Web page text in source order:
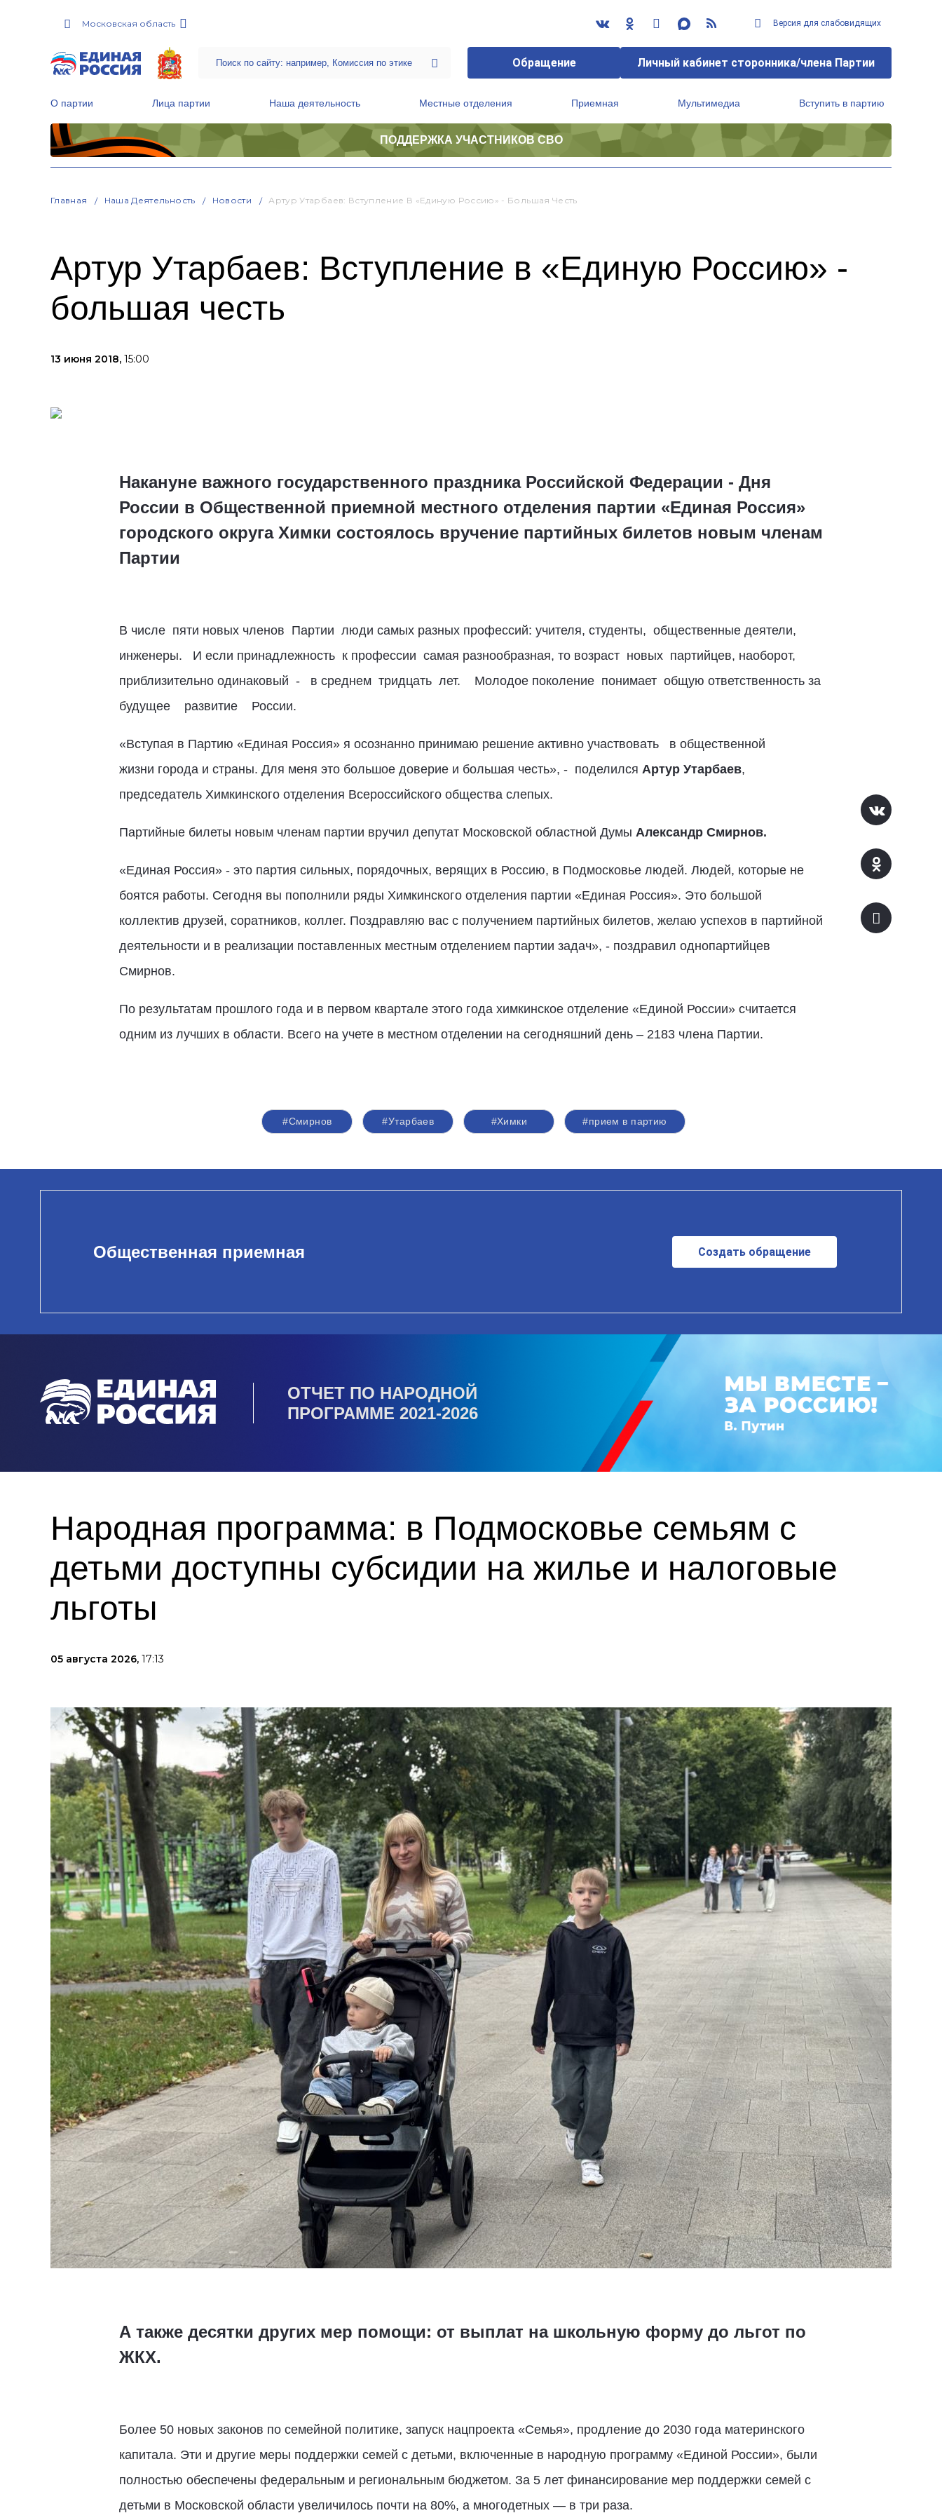
Московская область Версия для слабовидящих
Обращение Личный кабинет сторонника/члена Партии
О партии Лица партии Наша деятельность Местные отделения Приемная Мультимедиа Вступить в партию
ПОДДЕРЖКА УЧАСТНИКОВ СВО
Главная Наша Деятельность Новости Артур Утарбаев: Вступление В «Единую Россию» - Большая Честь
Артур Утарбаев: Вступление в «Единую Россию» -
большая честь
13 июня 2018, 15:00
Накануне важного государственного праздника Российской Федерации - Дня
России в Общественной приемной местного отделения партии «Единая Россия»
городского округа Химки состоялось вручение партийных билетов новым членам
Партии
В числе пяти новых членов Партии люди самых разных профессий: учителя, студенты, общественные деятели,
инженеры. И если принадлежность к профессии самая разнообразная, то возраст новых партийцев, наоборот,
приблизительно одинаковый - в среднем тридцать лет. Молодое поколение понимает общую ответственность за
будущее развитие России.
«Вступая в Партию «Единая Россия» я осознанно принимаю решение активно участвовать в общественной
жизни города и страны. Для меня это большое доверие и большая честь», - поделился Артур Утарбаев,
председатель Химкинского отделения Всероссийского общества слепых.
Партийные билеты новым членам партии вручил депутат Московской областной Думы Александр Смирнов.
«Единая Россия» - это партия сильных, порядочных, верящих в Россию, в Подмосковье людей. Людей, которые не
боятся работы. Сегодня вы пополнили ряды Химкинского отделения партии «Единая Россия». Это большой
коллектив друзей, соратников, коллег. Поздравляю вас с получением партийных билетов, желаю успехов в партийной
деятельности и в реализации поставленных местным отделением партии задач», - поздравил однопартийцев
Смирнов.
По результатам прошлого года и в первом квартале этого года химкинское отделение «Единой России» считается
одним из лучших в области. Всего на учете в местном отделении на сегодняшний день – 2183 члена Партии.
#Смирнов #Утарбаев #Химки #прием в партию
Общественная приемная Создать обращение
ОТЧЕТ ПО НАРОДНОЙ
ПРОГРАММЕ 2021-2026
Народная программа: в Подмосковье семьям с
детьми доступны субсидии на жилье и налоговые
льготы
05 августа 2026, 17:13
А также десятки других мер помощи: от выплат на школьную форму до льгот по
ЖКХ.
Более 50 новых законов по семейной политике, запуск нацпроекта «Семья», продление до 2030 года материнского
капитала. Эти и другие меры поддержки семей с детьми, включенные в народную программу «Единой России», были
полностью обеспечены федеральным и региональным бюджетом. За 5 лет финансирование мер поддержки семей с
детьми в Московской области увеличилось почти на 80%, а многодетных — в три раза.